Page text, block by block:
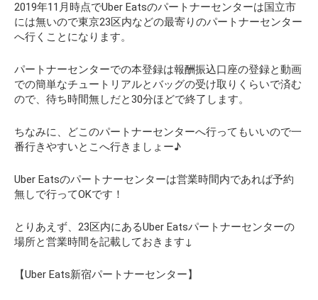
2019年11月時点でUber Eatsのパートナーセンターは国立市
には無いので東京23区内などの最寄りのパートナーセンター
へ行くことになります。
パートナーセンターでの本登録は報酬振込口座の登録と動画
での簡単なチュートリアルとバッグの受け取りくらいで済む
ので、待ち時間無しだと30分ほどで終了します。
ちなみに、どこのパートナーセンターへ行ってもいいので一
番行きやすいとこへ行きましょー♪
Uber Eatsのパートナーセンターは営業時間内であれば予約
無しで行ってOKです！
とりあえず、23区内にあるUber Eatsパートナーセンターの
場所と営業時間を記載しておきます↓
【Uber Eats新宿パートナーセンター】